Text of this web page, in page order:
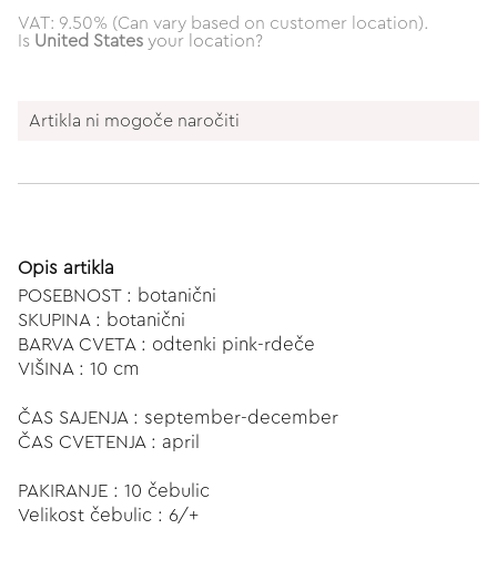
VAT: 9.50% (Can vary based on customer location).
Is United States your location?
Artikla ni mogoče naročiti
Opis artikla
POSEBNOST : botanični
SKUPINA : botanični
BARVA CVETA : odtenki pink-rdeče
VIŠINA : 10 cm
ČAS SAJENJA : september-december
ČAS CVETENJA : april
PAKIRANJE : 10 čebulic
Velikost čebulic : 6/+